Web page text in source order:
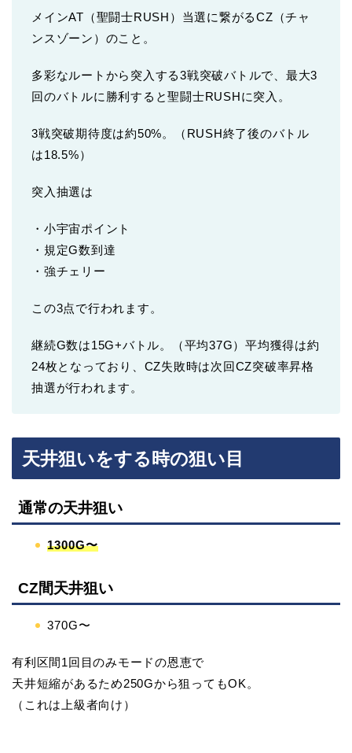
メインAT（聖闘士RUSH）当選に繋がるCZ（チャ
ンスゾーン）のこと。
多彩なルートから突入する3戦突破バトルで、最大3
回のバトルに勝利すると聖闘士RUSHに突入。
3戦突破期待度は約50%。（RUSH終了後のバトル
は18.5%）
突入抽選は
・小宇宙ポイント
・規定G数到達
・強チェリー
この3点で行われます。
継続G数は15G+バトル。（平均37G）平均獲得は約
24枚となっており、CZ失敗時は次回CZ突破率昇格
抽選が行われます。
天井狙いをする時の狙い目
通常の天井狙い
1300G〜
CZ間天井狙い
370G〜
有利区間1回目のみモードの恩恵で
天井短縮があるため250Gから狙ってもOK。
（これは上級者向け）